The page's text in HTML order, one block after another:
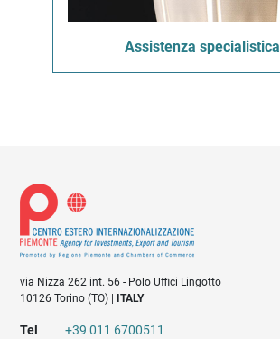
Assistenza specialistica
via Nizza 262 int. 56 - Polo Uffici Lingotto
10126 Torino (TO) |
ITALY
Tel
+39 011 6700511